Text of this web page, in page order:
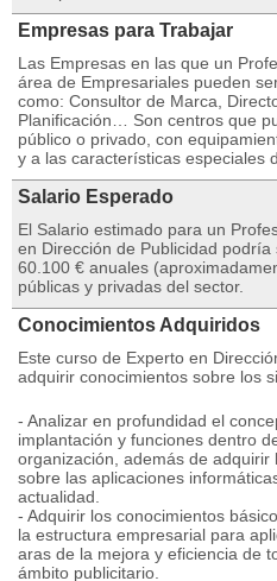
Empresas para Trabajar
Las Empresas en las que un
área de Empresariales pueden
como: Consultor de Marca,
Planificación… Son centros que
público o privado, con
y a las características especiales
Salario Esperado
El Salario estimado para un
en Dirección de Publicidad
60.100 € anuales
públicas y privadas del sector.
Conocimientos Adquiridos
Este curso de Experto en
adquirir conocimientos sobre los
- Analizar en profundidad el
implantación y funciones dentro
organización, además de adquirir
sobre las aplicaciones
actualidad.
- Adquirir los conocimientos
la estructura empresarial para
aras de la mejora y eficiencia de
ámbito publicitario.